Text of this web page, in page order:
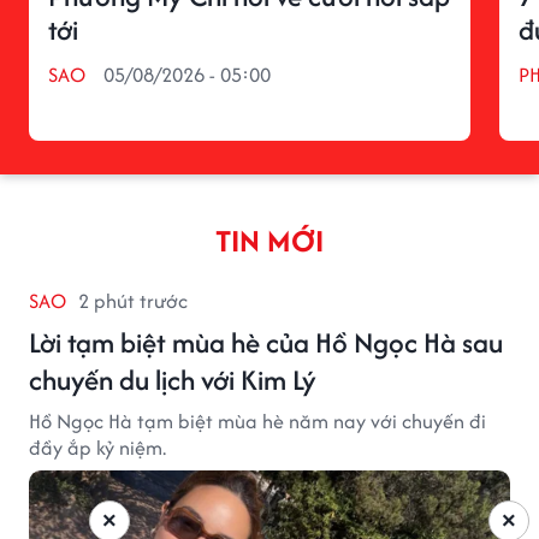
tới
SAO 05/08/2026 - 05:00
TIN MỚI
SAO 2 phút trước
Lời tạm biệt mùa hè của Hồ Ngọc Hà sau
chuyến du lịch với Kim Lý
Hồ Ngọc Hà tạm biệt mùa hè năm nay với chuyến đi
đầy ắp kỷ niệm.
×
×